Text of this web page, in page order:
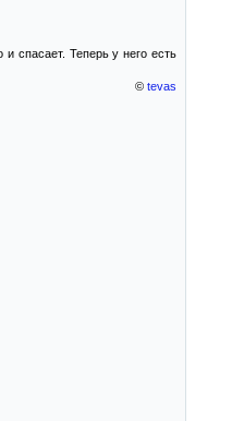
спасает. Теперь у него есть
© tevas